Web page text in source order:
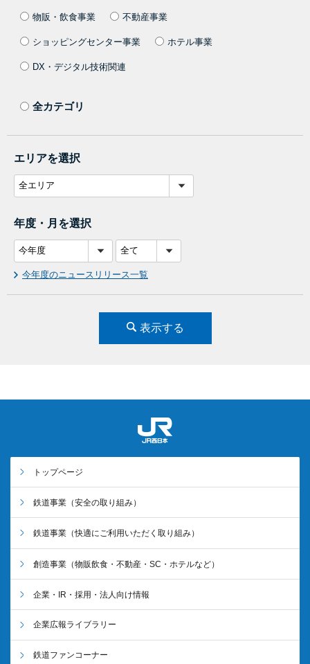
物販・飲食事業 不動産事業
ショッピングセンター事業 ホテル事業
DX・デジタル技術関連
全カテゴリ
エリアを選択
年度・月を選択
今年度のニュースリリース一覧
表示する
トップページ
鉄道事業 （安全の取り組み）
鉄道事業 （快適にご利用いただく取り組み）
創造事業 （物販飲食・不動産・SC・ホテルなど）
企業・IR・採用・法人向け情報
企業広報ライブラリー
鉄道ファンコーナー